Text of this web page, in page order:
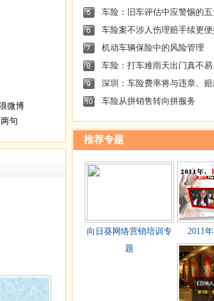
微博
句
车险：旧车评估中应警惕的
车险案不涉人伤理赔手续更便
机动车辆保险中的风险管理
车险：打车难雨天出门真不易
深圳：车险费率将与违章、
车险从拼销售转向拼服务
推荐专题
向日葵网络营销培训专
题
2011